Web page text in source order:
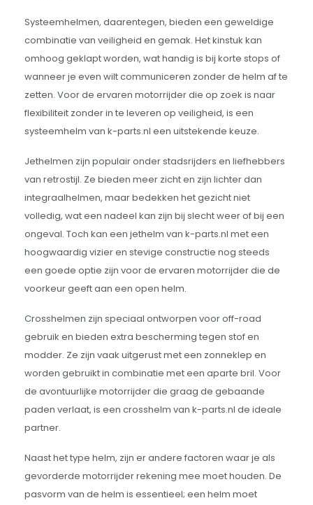
Systeemhelmen, daarentegen, bieden een geweldige
combinatie van veiligheid en gemak. Het kinstuk kan
omhoog geklapt worden, wat handig is bij korte stops of
wanneer je even wilt communiceren zonder de helm af te
zetten. Voor de ervaren motorrijder die op zoek is naar
flexibiliteit zonder in te leveren op veiligheid, is een
systeemhelm van k-parts.nl een uitstekende keuze.
Jethelmen zijn populair onder stadsrijders en liefhebbers
van retrostijl. Ze bieden meer zicht en zijn lichter dan
integraalhelmen, maar bedekken het gezicht niet
volledig, wat een nadeel kan zijn bij slecht weer of bij een
ongeval. Toch kan een jethelm van k-parts.nl met een
hoogwaardig vizier en stevige constructie nog steeds
een goede optie zijn voor de ervaren motorrijder die de
voorkeur geeft aan een open helm.
Crosshelmen zijn speciaal ontworpen voor off-road
gebruik en bieden extra bescherming tegen stof en
modder. Ze zijn vaak uitgerust met een zonneklep en
worden gebruikt in combinatie met een aparte bril. Voor
de avontuurlijke motorrijder die graag de gebaande
paden verlaat, is een crosshelm van k-parts.nl de ideale
partner.
Naast het type helm, zijn er andere factoren waar je als
gevorderde motorrijder rekening mee moet houden. De
pasvorm van de helm is essentieel; een helm moet